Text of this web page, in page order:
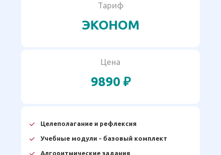
Тариф
ЭКОНОМ
Цена
9890 ₽
Целеполагание и рефлексия
Учебные модули - базовый комплект
Алгоритмические задания